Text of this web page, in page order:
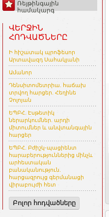
Ռեյթինգային
համակարգ
ՎԵՐՋԻՆ
ՀՈԴՎԱԾՆԵՐԸ
Ի հիշատակ պրոֆեսոր
Արտավազդ Սահակյանի
Ամանոր
Դենսիտոմետրիա. հաճախ
տրվող հարցեր. Հեղինե
Չոլոյան
ԵՊԲՀ. Էսթետիկ
ներարկումներ. արդի
միտումներ և անվտանգային
հարցեր
ԵՊԲՀ. Բժիշկ-պացիենտ
հարաբերություններից մինչև
արհեստական
բանականություն.
հարցազրույց գերմանացի
վիրաբույժի հետ
Բոլոր հոդվածները